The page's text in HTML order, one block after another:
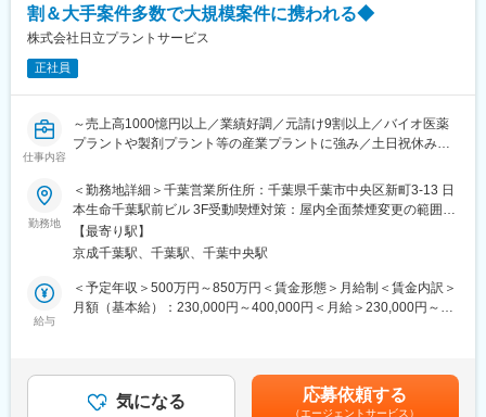
半導体や食品、医薬品などの製造に欠かすことのできないクリー
ンルーム分野は、高い技術と実績を誇っています。
人の暮らしや産業化にとって必要不可欠な「水」。
大切な公共の水インフラである上下水道処理場の増設や修繕・改
います。
■当社の魅力：
・労働環境改善への取り組み
時間内で残業時間が守られているか月ごとに管理しており、経営
会議等で議題に出して、どうすれば少なくできるのか全社的に取
・元請け案件多数／円滑、柔軟なプロジェクト遂行
約7,8割が元請け案件です。設計～施工管理～保守サービスまで自
割＆大手案件多数で大規模案件に携われる◆
株式会社日立プラントサービス
正社員
仕事内容
～売上高1000憶円以上／業績好調／元請け9割以上／バイオ医薬
プラントや製剤プラント等の産業プラントに強み／土日祝休み／
■業務詳細：
浄水場や農業集落排水処理場などの公共水処理プラントにおい
て、機械設備の更新・改修工事の施工監督業務をお任せ致しま
す。監督業務を行う場合は、基本的に工事期間中は施工現場に常
駐します。
現場での施工監督以外の業務として、勤務地の事務所において工
■当社の多様なビジネスフィールド：
勤務地
＜勤務地詳細＞千葉営業所住所：千葉県千葉市中央区新町3-13 日
本生命千葉駅前ビル 3F受動喫煙対策：屋内全面禁煙変更の範囲：
会社の定める事業所
【最寄り駅】
京成千葉駅、千葉駅、千葉中央駅
給与
＜予定年収＞500万円～850万円＜賃金形態＞月給制＜賃金内訳＞
月額（基本給）：230,000円～400,000円＜月給＞230,000円～
手当＋宿泊が伴う場合は宿泊代実費支給賃金はあくまでも目安の
金額であり、選考を通じて上下する可能性があります。月給(月額)
気になる 応募依頼する
（エージェントサービス）